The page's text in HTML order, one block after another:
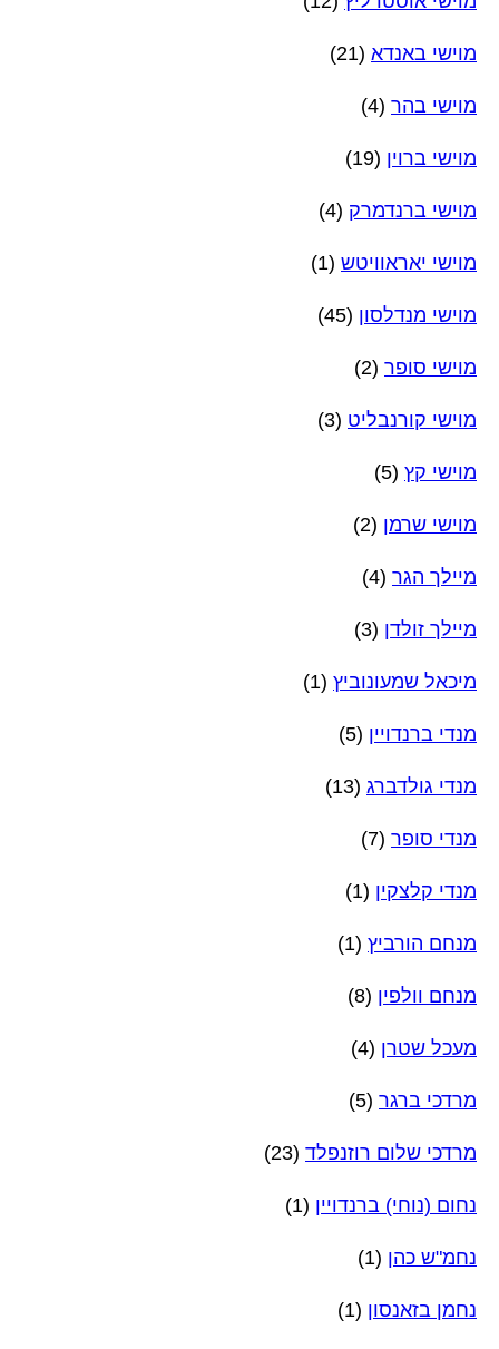
מוישי באנדא (21)
מוישי בהר (4)
מוישי ברוין (19)
מוישי ברנדמרק (4)
מוישי יאראוויטש (1)
מוישי מנדלסון (45)
מוישי סופר (2)
מוישי קורנבליט (3)
מוישי קץ (5)
מוישי שרמן (2)
מיילך הגר (4)
מיילך זולדן (3)
מיכאל שמעונוביץ (1)
מנדי ברנדויין (5)
מנדי גולדברג (13)
מנדי סופר (7)
מנדי קלצקין (1)
מנחם הורביץ (1)
מנחם וולפין (8)
מעכל שטרן (4)
מרדכי ברגר (5)
מרדכי שלום רוזנפלד (23)
נחום (נוחי) ברנדויין (1)
נחמ"ש כהן (1)
נחמן בזאנסון (1)